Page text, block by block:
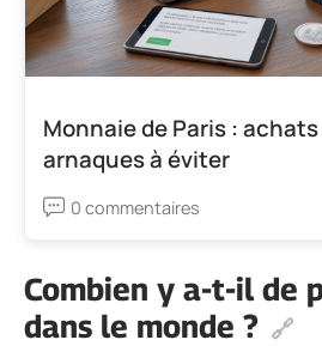
Monnaie de Paris :
arnaques à éviter
0 commentaires
Combien y a-t-il de
dans le monde ?